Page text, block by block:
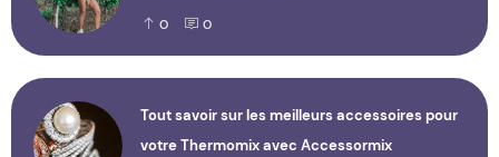
0 0
Tout savoir sur les meilleurs accessoires pour
votre Thermomix avec Accessormix